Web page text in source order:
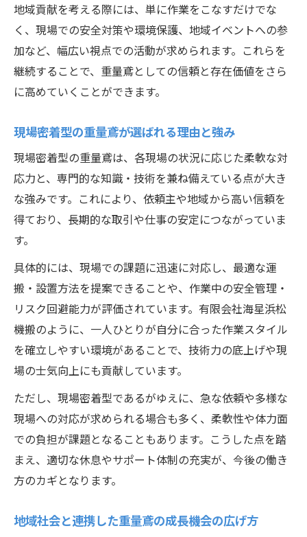
地域貢献を考える際には、単に作業をこなすだけでな
く、現場での安全対策や環境保護、地域イベントへの参
加など、幅広い視点での活動が求められます。これらを
継続することで、重量鳶としての信頼と存在価値をさら
に高めていくことができます。
現場密着型の重量鳶が選ばれる理由と強み
現場密着型の重量鳶は、各現場の状況に応じた柔軟な対
応力と、専門的な知識・技術を兼ね備えている点が大き
な強みです。これにより、依頼主や地域から高い信頼を
得ており、長期的な取引や仕事の安定につながっていま
す。
具体的には、現場での課題に迅速に対応し、最適な運
搬・設置方法を提案できることや、作業中の安全管理・
リスク回避能力が評価されています。有限会社海星浜松
機搬のように、一人ひとりが自分に合った作業スタイル
を確立しやすい環境があることで、技術力の底上げや現
場の士気向上にも貢献しています。
ただし、現場密着型であるがゆえに、急な依頼や多様な
現場への対応が求められる場合も多く、柔軟性や体力面
での負担が課題となることもあります。こうした点を踏
まえ、適切な休息やサポート体制の充実が、今後の働き
方のカギとなります。
地域社会と連携した重量鳶の成長機会の広げ方